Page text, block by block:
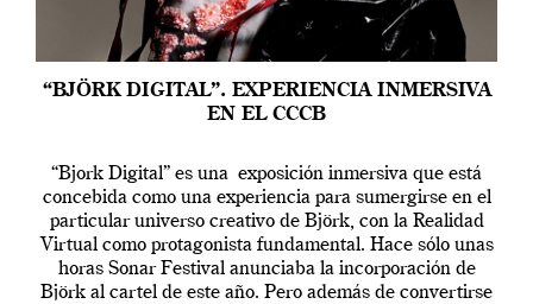
“BJÖRK DIGITAL”. EXPERIENCIA INMERSIVA
EN EL CCCB
“Bjork Digital” es una exposición inmersiva que está
concebida como una experiencia para sumergirse en el
particular universo creativo de Björk, con la Realidad
Virtual como protagonista fundamental. Hace sólo unas
horas Sonar Festival anunciaba la incorporación de
Björk al cartel de este año. Pero además de convertirse